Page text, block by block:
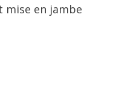
en jambe